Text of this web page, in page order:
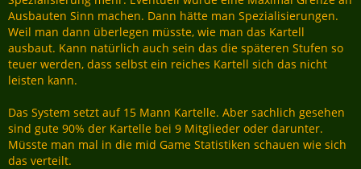
Ausbauten Sinn machen. Dann hätte man Spezialisierungen.
Weil man dann überlegen müsste, wie man das Kartell
ausbaut. Kann natürlich auch sein das die späteren Stufen so
teuer werden, dass selbst ein reiches Kartell sich das nicht
leisten kann.
Das System setzt auf 15 Mann Kartelle. Aber sachlich gesehen
sind gute 90% der Kartelle bei 9 Mitglieder oder darunter.
Müsste man mal in die mid Game Statistiken schauen wie sich
das verteilt.